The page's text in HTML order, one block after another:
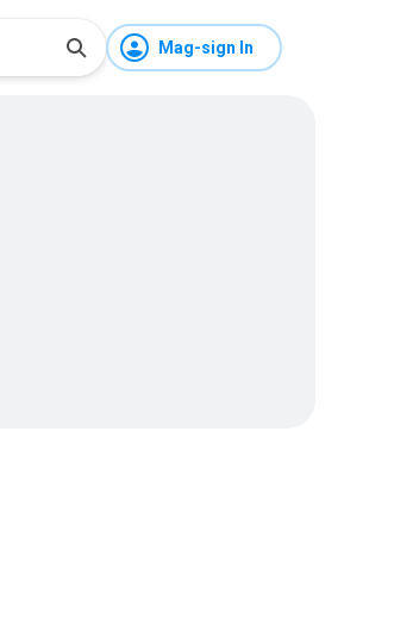
Mag-sign In